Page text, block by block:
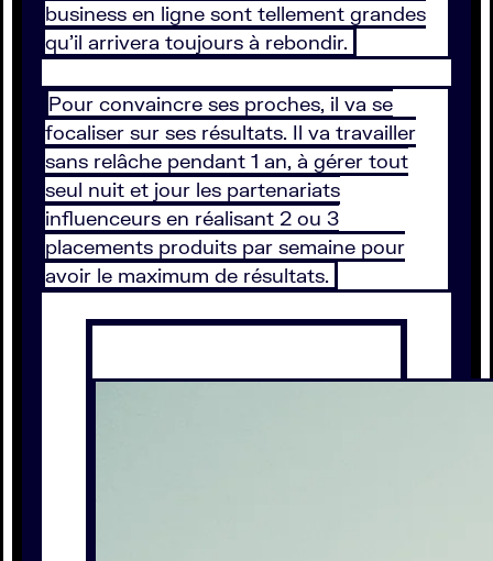
business en ligne sont tellement grandes
qu’il arrivera toujours à rebondir.
Pour convaincre ses proches, il va se
focaliser sur ses résultats. Il va travailler
sans relâche pendant 1 an, à gérer tout
seul nuit et jour les partenariats
influenceurs en réalisant 2 ou 3
placements produits par semaine pour
avoir le maximum de résultats.